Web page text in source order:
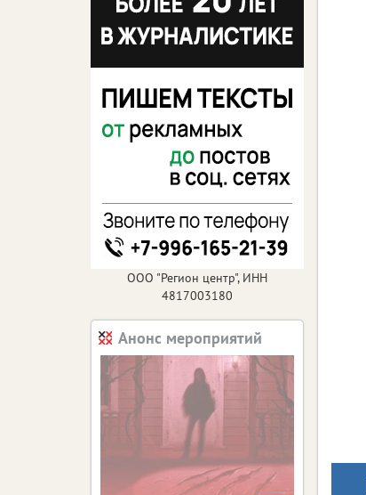
ООО "Регион центр", ИНН
4817003180
Анонс мероприятий